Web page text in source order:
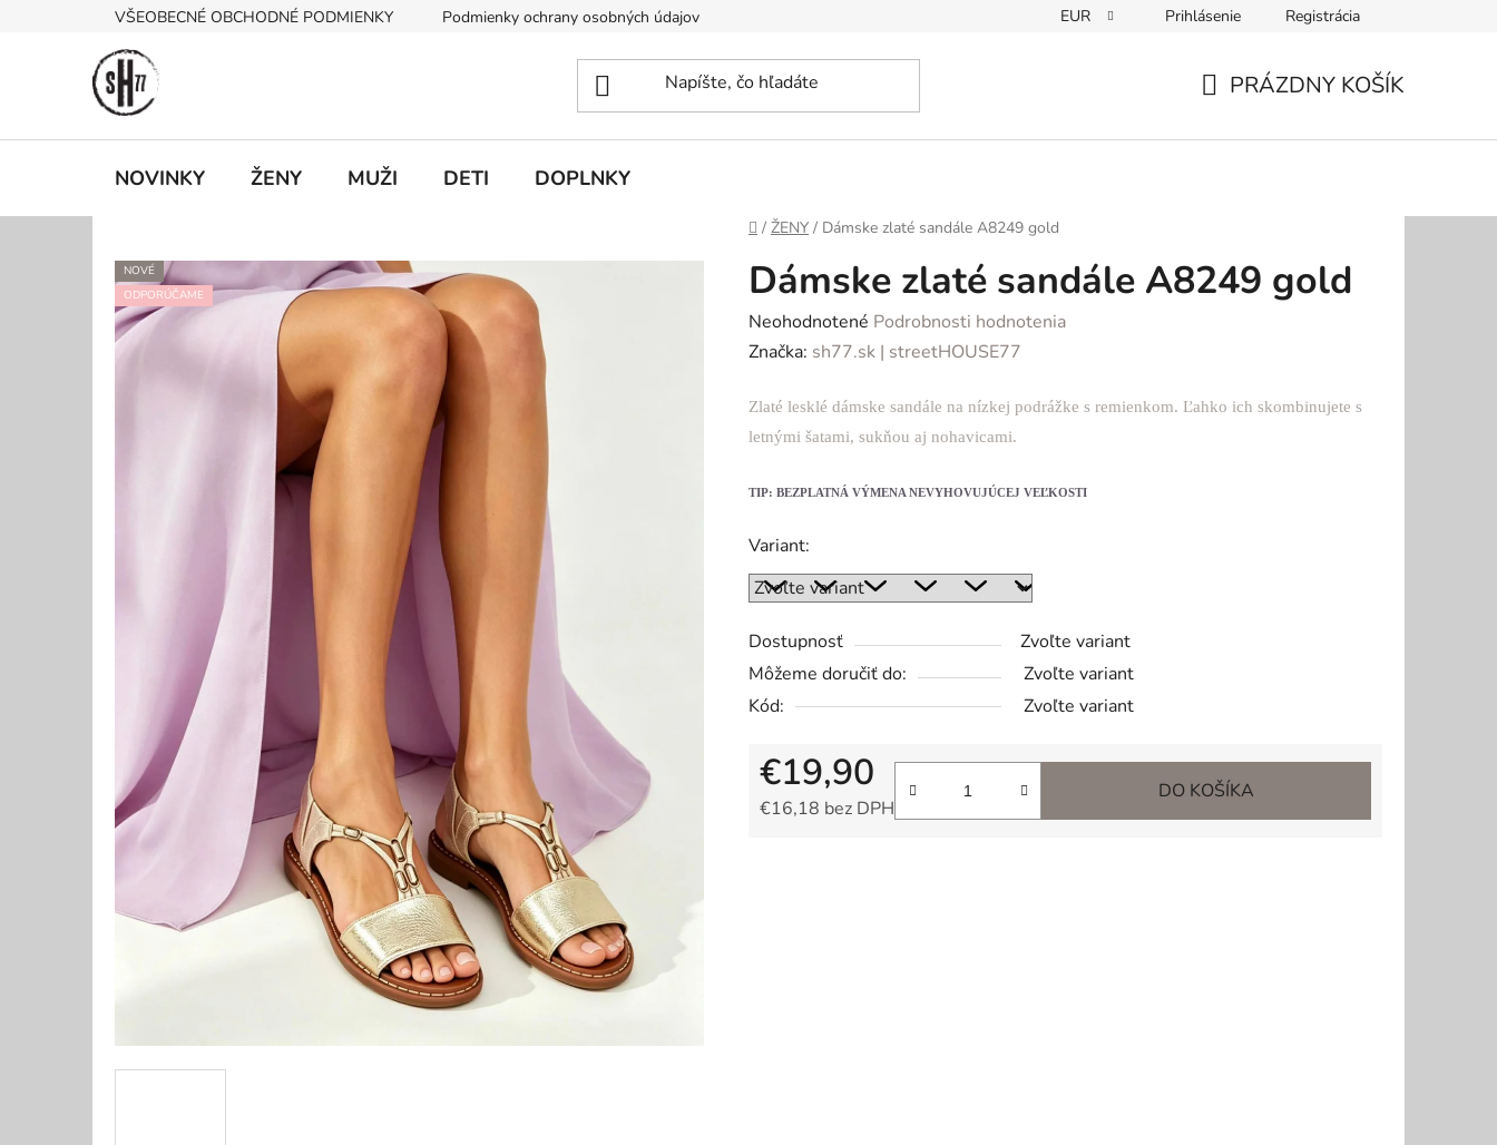
VŠEOBECNÉ OBCHODNÉ PODMIENKY Podmienky ochrany osobných údajov EUR Prihlásenie Registrácia
PRÁZDNY KOŠÍK
NOVINKY ŽENY MUŽI DETI DOPLNKY
Domov
/ ŽENY / Dámske zlaté sandále A8249 gold
Dámske zlaté sandále A8249 gold
Priemerné
hodnotenie
je
0,0
5
Neohodnotené Podrobnosti hodnotenia
Značka: sh77.sk | streetHOUSE77
Zlaté lesklé dámske sandále na nízkej podrážke s remienkom. Ľahko ich skombinujete s
letnými šatami, sukňou aj nohavicami.
TIP: BEZPLATNÁ VÝMENA NEVYHOVUJÚCEJ VEĽKOSTI
Variant:
Dostupnosť
Zvoľte variant
Môžeme doručiť do:
Zvoľte variant
Kód:
Zvoľte variant
€19,90
€16,18 bez DPH
DO KOŠÍKA
NOVÉ
ODPORÚČAME